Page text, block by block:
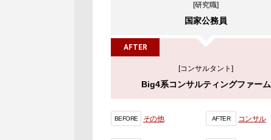
[研究職]
国家公務員
AFTER
[コンサルタント]
Big4系コンサルティングファーム
BEFORE その他 AFTER コンサル